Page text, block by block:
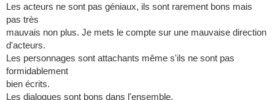
Les acteurs ne sont pas géniaux, ils sont rarement bons mais
pas très
mauvais non plus. Je mets le compte sur une mauvaise direction
d'acteurs.
Les personnages sont attachants même s'ils ne sont pas
formidablement
bien écrits.
Les dialogues sont bons dans l'ensemble.